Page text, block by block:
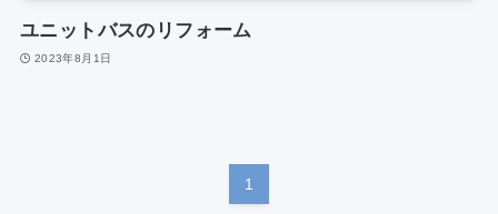
ユニットバスのリフォーム
2023年8月1日
1